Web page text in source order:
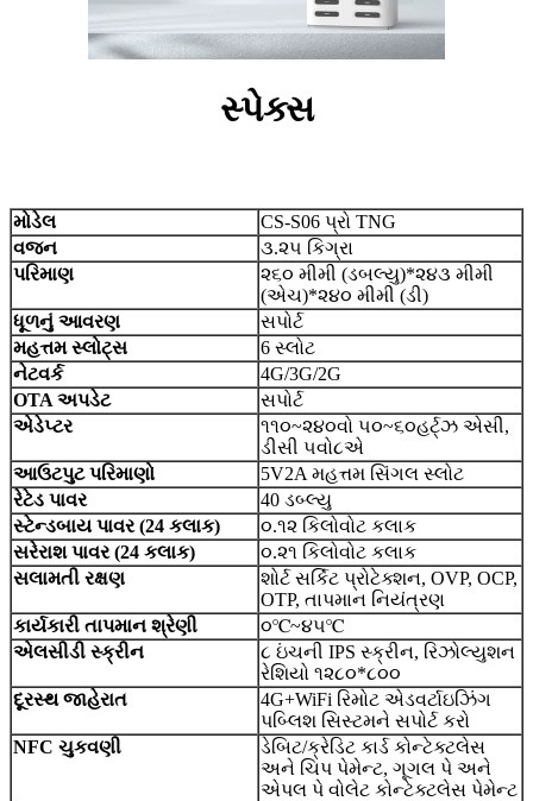
સ્પેક્સ
મોડેલ
CS-S06 પ્રો TNG
વજન
૩.૨૫ કિગ્રા
પરિમાણ
૨૬૦ મીમી (ડબલ્યુ)*૨૪૩ મીમી
(એચ)*૨૪૦ મીમી (ડી)
ધૂળનું આવરણ
સપોર્ટ
મહત્તમ સ્લોટ્સ
6 સ્લોટ
નેટવર્ક
4G/3G/2G
OTA અપડેટ
સપોર્ટ
એડેપ્ટર
૧૧૦~૨૪૦વો ૫૦~૬૦હર્ટ્ઝ એસી,
ડીસી ૫વો૮એ
આઉટપુટ પરિમાણો
5V2A મહત્તમ સિંગલ સ્લોટ
રેટેડ પાવર
40 ડબ્લ્યુ
સ્ટેન્ડબાય પાવર (24 કલાક)
૦.૧૨ કિલોવોટ કલાક
સરેરાશ પાવર (24 કલાક)
૦.૨૧ કિલોવોટ કલાક
સલામતી રક્ષણ
શોર્ટ સર્કિટ પ્રોટેક્શન, OVP, OCP,
OTP, તાપમાન નિયંત્રણ
કાર્યકારી તાપમાન શ્રેણી
૦℃~૪૫℃
એલસીડી સ્ક્રીન
૮ ઇંચની IPS સ્ક્રીન, રિઝોલ્યુશન
રેશિયો ૧૨૮૦*૮૦૦
દૂરસ્થ જાહેરાત
4G+WiFi રિમોટ એડવર્ટાઇઝિંગ
પબ્લિશ સિસ્ટમને સપોર્ટ કરો
NFC ચુકવણી
ડેબિટ/ક્રેડિટ કાર્ડ કોન્ટેક્ટલેસ
અને ચિપ પેમેન્ટ, ગૂગલ પે અને
એપલ પે વોલેટ કોન્ટેક્ટલેસ પેમેન્ટ